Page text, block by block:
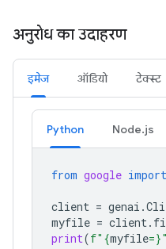
अनुरोध का उदाहरण
इमेज ऑडियो टेक्स्ट
Python Node.js
from google import
client = genai .
myfile = client.
print(f" {myfile=}"